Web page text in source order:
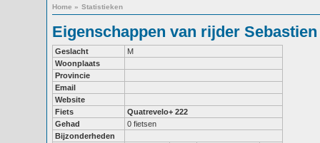
Home » Statistieken
Eigenschappen van rijder Sebastien
Geslacht
M
Woonplaats
Provincie
Email
Website
Fiets
Quatrevelo+ 222
Gehad
0 fietsen
Bijzonderheden